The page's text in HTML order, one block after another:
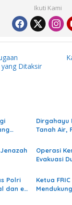
Ikuti Kami
Ditaksir
Dirgahayu
Tanah Air,
Operasi
Evakuasi
Polri
dan e-
Ketua